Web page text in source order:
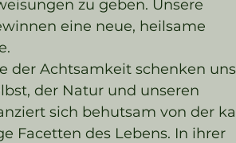
zu geben. Unsere
eine neue, heilsame
der Achtsamkeit schenken
der Natur und unseren
sich behutsam von der
Facetten des Lebens. In ihrer